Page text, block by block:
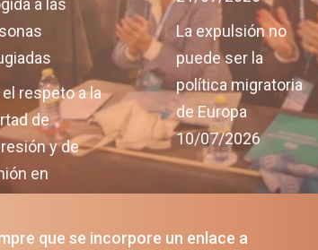
a las
el respeto a la
de
y de
en
mi
La expulsión no
puede ser la
política migratoria
de Europa
10/07/2026
que se incorpore un enlace a